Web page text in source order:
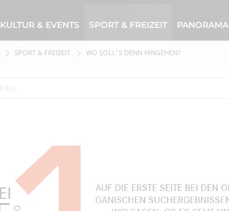
KULTUR & EVENTS SPORT & FREIZEIT PANORAMA
SPORT & FREIZEIT WO SOLL' S DENN HINGEHEN?